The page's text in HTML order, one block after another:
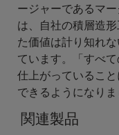
ージャーであるマ
は、自社の積層造
た価値は計り知れ
ています。「すべ
仕上がっているこ
できるようになりま
関連製品